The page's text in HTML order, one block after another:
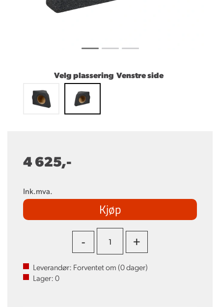
Velg plassering Venstre side
4 625,-
Ink.mva.
Kjøp
- +
Leverandør: Forventet om (0dager)
Lager:0